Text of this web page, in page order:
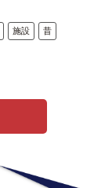
施設 昔